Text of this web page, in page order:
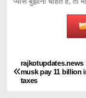
P
o
rajkotupdates.news
musk pay 11 billion
taxes